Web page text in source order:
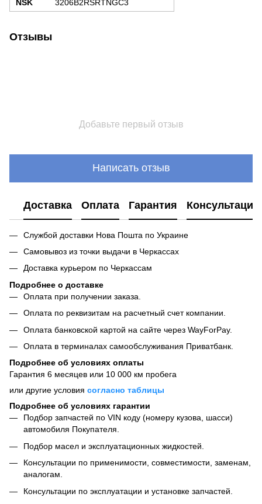
NSK
3206B2RSRTNGC3
Отзывы
Добавьте первый отзыв
Написать отзыв
Доставка Оплата Гарантия Консультация
Службой доставки Нова Пошта по Украине
Самовывоз из точки выдачи в Черкассах
Доставка курьером по Черкассам
Подробнее о доставке
Оплата при получении заказа.
Оплата по реквизитам на расчетный счет компании.
Оплата банковской картой на сайте через WayForPay.
Оплата в терминалах самообслуживания Приватбанк.
Подробнее об условиях оплаты
Гарантия 6 месяцев или 10 000 км пробега
или другие условия согласно таблицы
Подробнее об условиях гарантии
Подбор запчастей по VIN коду (номеру кузова, шасси)
автомобиля Покупателя.
Подбор масел и эксплуатационных жидкостей.
Консультации по применимости, совместимости, заменам,
аналогам.
Консультации по эксплуатации и установке запчастей.